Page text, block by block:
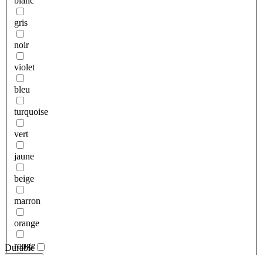
gris
noir
violet
bleu
turquoise
vert
jaune
beige
marron
orange
rouge
Durable